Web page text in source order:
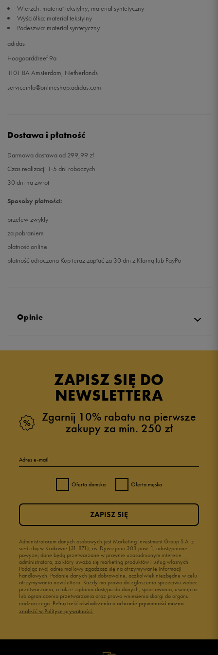
41 1/3 26 cm
42
42 2/3 27 cm
Wierzch: materiał tekstylny, materiał syntetyczny
Wyściółka: materiał tekstylny
Podeszwa: materiał syntetyczny
adidas
Hoogoorddreef 9a
1101 BA Amsterdam, Netherlands
serviceinfo@onlineshop.adidas.com
Dostawa i płatność
Darmowa dostawa od 299,99 zł
Czas realizacji 1-5 dni roboczych
30 dni na zwrot
Sposoby płatności:
przelew zwykły
za pobraniem
płatność online
płatność odroczona Kup teraz zapłać za 30 dni z Klarną lub PayPo
Opinie
ZAPISZ SIĘ DO
NEWSLETTERA
Zgarnij 10% rabatu na pierwsze
zakupy za min. 250 zł
Adres e-mail
Oferta damska Oferta męska
Administratorem danych osobowych jest Marketing Investment Group S.A. z
siedzibą w Krakowie (31-871), os. Dywizjonu 303 paw. 1, udostępnione
powyżej dane będą przetwarzane w prawnie uzasadnionym interesie
administratora, za który uważa się marketing produktów i usług własnych.
Podając swój adres mailowy zgadzasz się na otrzymywanie informacji
handlowych. Podanie danych jest dobrowolne, aczkolwiek niezbędne w celu
otrzymywania newslettera. Każdy ma prawo do zgłoszenia sprzeciwu wobec
przetwarzania, a także żądania dostępu do danych, sprostowania, usunięcia
lub ograniczenia przetwarzania oraz prawo wniesienia skargi do organu
nadzorczego. Pełną treść oświadczenia o ochronie prywatności można
znaleźć w Polityce prywatności.
ZAPISZ SIĘ